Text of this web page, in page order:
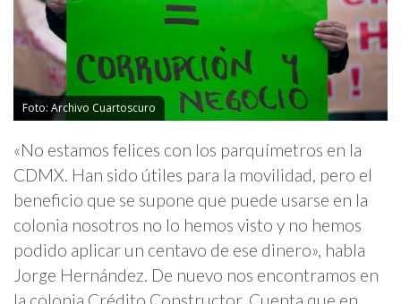
Foto: Archivo Cuartoscuro
«No estamos felices con los parquímetros en la
CDMX. Han sido útiles para la movilidad, pero el
beneficio que se supone que puede usarse en la
colonia nosotros no lo hemos visto y no hemos
podido aplicar un centavo de ese dinero», habla
Jorge Hernández. De nuevo nos encontramos en
la colonia Crédito Constructor. Cuenta que en